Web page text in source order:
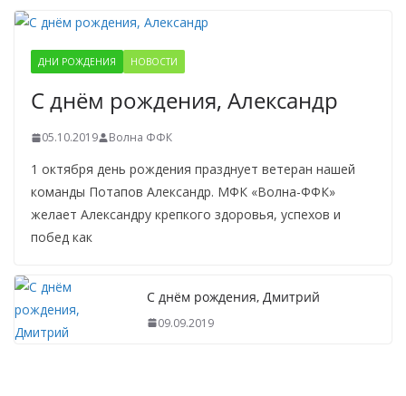
ДНИ РОЖДЕНИЯ НОВОСТИ
С днём рождения, Александр
05.10.2019 Волна ФФК
1 октября день рождения празднует ветеран нашей
команды Потапов Александр. МФК «Волна-ФФК»
желает Александру крепкого здоровья, успехов и
побед как
С днём рождения, Дмитрий
09.09.2019